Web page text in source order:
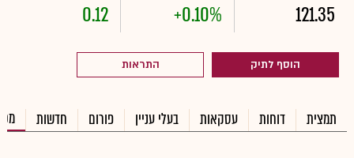
121.35
+0.10%
0.12
הוסף לתיק התראות
תמצית דוחות עסקאות בעלי עניין פורום חדשות